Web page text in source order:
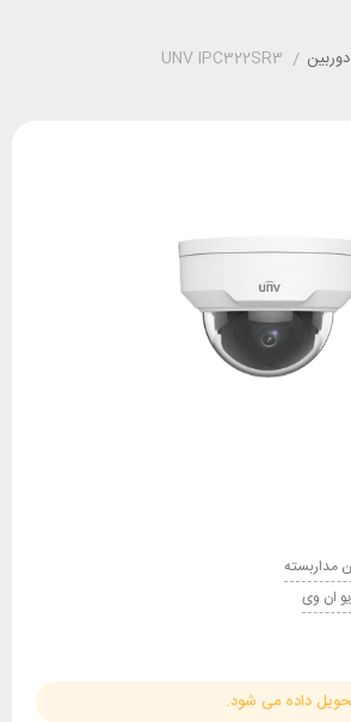
دوربین /
UNV IPC322SR3
مداربسته
یو ان وی